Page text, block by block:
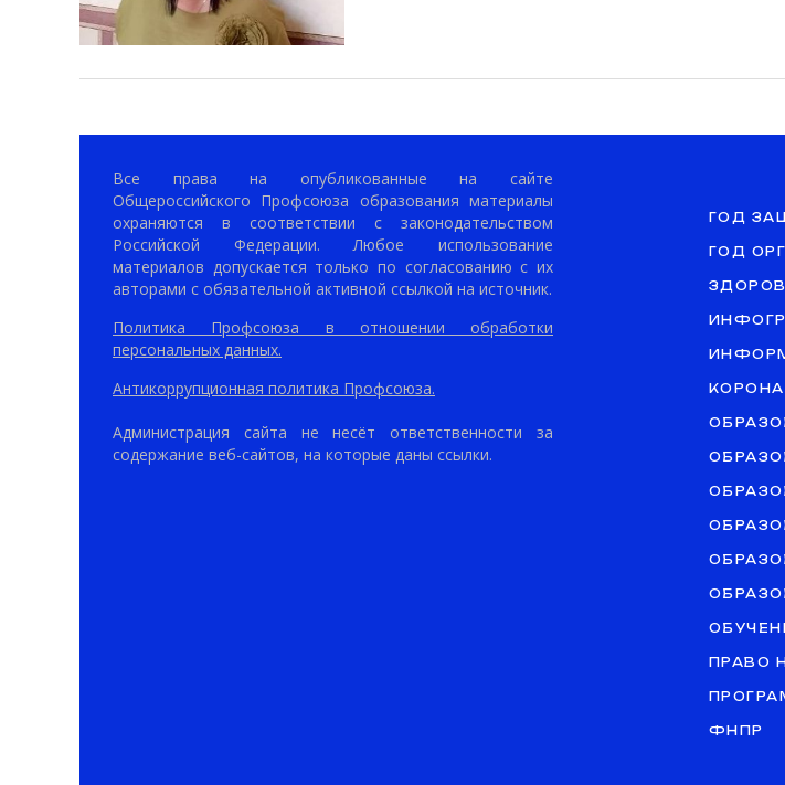
Все права на опубликованные на сайте
Общероссийского Профсоюза образования материалы
охраняются в соответствии с законодательством
Российской Федерации. Любое использование
материалов допускается только по согласованию с их
авторами с обязательной активной ссылкой на источник.
Политика Профсоюза в отношении обработки
персональных данных.
Антикоррупционная политика Профсоюза.
Администрация сайта не несёт ответственности за
содержание веб-сайтов, на которые даны ссылки.
ГОД
ГОД
ПРАВО
ФНПР